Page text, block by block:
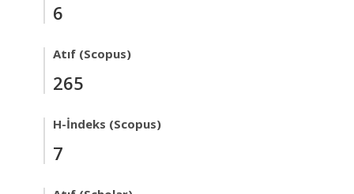
6
Atıf (Scopus)
265
H-İndeks (Scopus)
7